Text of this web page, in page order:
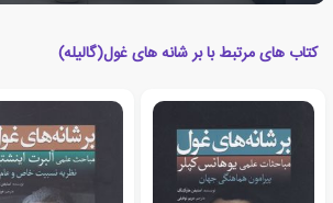
کتاب های مرتبط با بر شانه های غول(گالیله)